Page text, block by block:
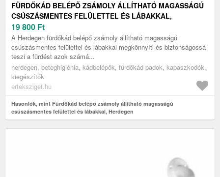
FÜRDŐKÁD BELÉPŐ ZSÁMOLY ÁLLÍTHATÓ MAGASSÁGÚ
CSÚSZÁSMENTES FELÜLETTEL ÉS LÁBAKKAL,
HERDEGEN
19 800 Ft
A Herdegen fürdőkád belépő zsámoly állítható magasságú
csúszásmentes felülettel és lábakkal megkönnyíti és biztonságossá
teszi a fürdést azok számá...
herdegen, beteghigiénia, kádbelépők, fürdőkád padok, kapaszkodók,
kiegészítők
erteksziget.hu
Hasonlók, mint Fürdőkád belépő zsámoly állítható magasságú
csúszásmentes felülettel és lábakkal, Herdegen